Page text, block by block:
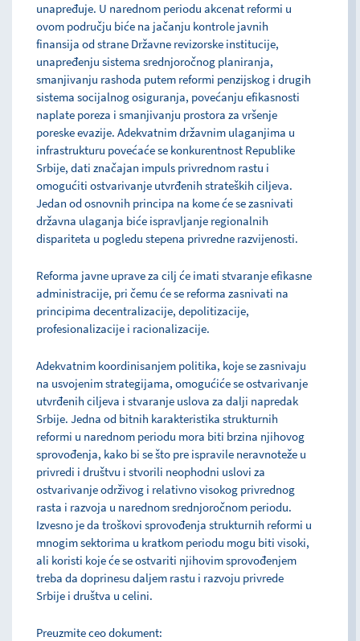
unapređuje. U narednom periodu akcenat reformi u
ovom području biće na jačanju kontrole javnih
finansija od strane Državne revizorske institucije,
unapređenju sistema srednjoročnog planiranja,
smanjivanju rashoda putem reformi penzijskog i drugih
sistema socijalnog osiguranja, povećanju efikasnosti
naplate poreza i smanjivanju prostora za vršenje
poreske evazije. Adekvatnim državnim ulaganjima u
infrastrukturu povećaće se konkurentnost Republike
Srbije, dati značajan impuls privrednom rastu i
omogućiti ostvarivanje utvrđenih strateških ciljeva.
Jedan od osnovnih principa na kome će se zasnivati
državna ulaganja biće ispravljanje regionalnih
dispariteta u pogledu stepena privredne razvijenosti.
Reforma javne uprave za cilj će imati stvaranje efikasne
administracije, pri čemu će se reforma zasnivati na
principima decentralizacije, depolitizacije,
profesionalizacije i racionalizacije.
Adekvatnim koordinisanjem politika, koje se zasnivaju
na usvojenim strategijama, omogućiće se ostvarivanje
utvrđenih ciljeva i stvaranje uslova za dalji napredak
Srbije. Jedna od bitnih karakteristika strukturnih
reformi u narednom periodu mora biti brzina njihovog
sprovođenja, kako bi se što pre ispravile neravnoteže u
privredi i društvu i stvorili neophodni uslovi za
ostvarivanje održivog i relativno visokog privrednog
rasta i razvoja u narednom srednjoročnom periodu.
Izvesno je da troškovi sprovođenja strukturnih reformi u
mnogim sektorima u kratkom periodu mogu biti visoki,
ali koristi koje će se ostvariti njihovim sprovođenjem
treba da doprinesu daljem rastu i razvoju privrede
Srbije i društva u celini.
Preuzmite ceo dokument: